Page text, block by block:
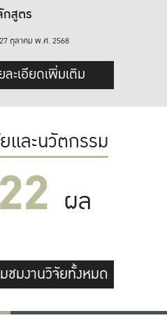
สูตร
ตุลาคม พ.ศ. 2568
ละเอียดเพิ่มเติม
และนวัตกรรม
ผล
ชมงานวิจัยทั้งหมด